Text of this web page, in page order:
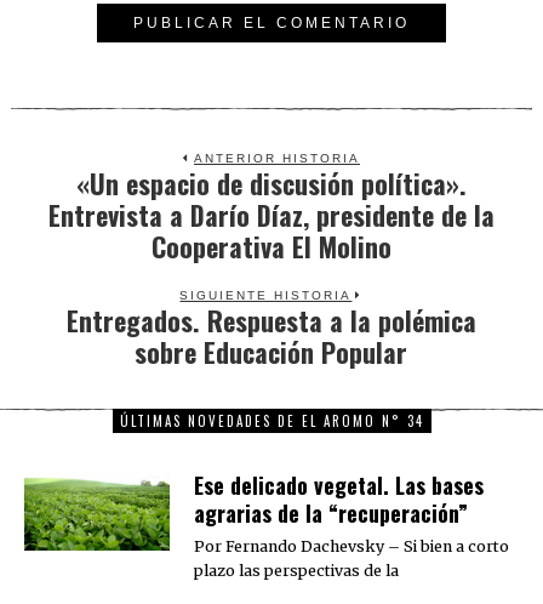
ANTERIOR HISTORIA
Previous
post:
«Un espacio de discusión política».
Entrevista a Darío Díaz, presidente de la
Cooperativa El Molino
SIGUIENTE HISTORIA
Next
post:
Entregados. Respuesta a la polémica
sobre Educación Popular
ÚLTIMAS NOVEDADES DE EL AROMO N° 34
Ese delicado vegetal. Las bases
agrarias de la “recuperación”
Por Fernando Dachevsky – Si bien a corto
plazo las perspectivas de la